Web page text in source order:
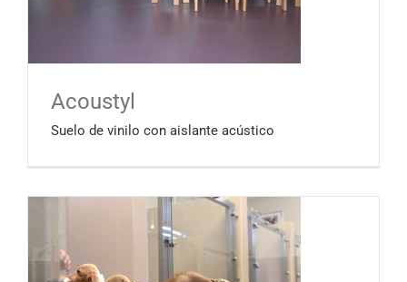
Acoustyl
Suelo de vinilo con aislante acústico